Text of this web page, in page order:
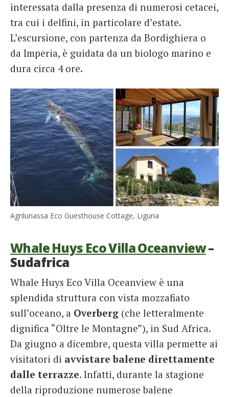
interessata dalla presenza di numerosi cetacei,
tra cui i delfini, in particolare d’estate.
L’escursione, con partenza da Bordighiera o
da Imperia, è guidata da un biologo marino e
dura circa 4 ore.
Agrilunassa Eco Guesthouse Cottage, Liguria
Whale Huys Eco Villa Oceanview–
Sudafrica
Whale Huys Eco Villa Oceanview è una
splendida struttura con vista mozzafiato
sull’oceano, a Overberg (che letteralmente
dignifica “Oltre le Montagne”), in Sud Africa.
Da giugno a dicembre, questa villa permette ai
visitatori di avvistare balene direttamente
dalle terrazze. Infatti, durante la stagione
della riproduzione numerose balene